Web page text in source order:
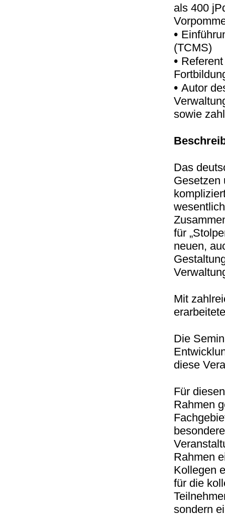
als 400
•
(TCMS)
•
• Autor
sowie
Das
Gesetzen
für
neuen,
Mit
Die
diese
Für
Rahmen
Rahmen
Kollegen
für die
sondern